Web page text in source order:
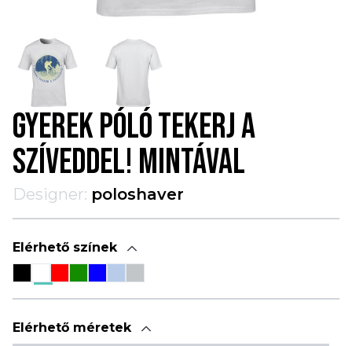
GYEREK PÓLÓ TEKERJ A
SZÍVEDDEL! MINTÁVAL
Designer: poloshaver
Elérhető színek
Elérhető méretek